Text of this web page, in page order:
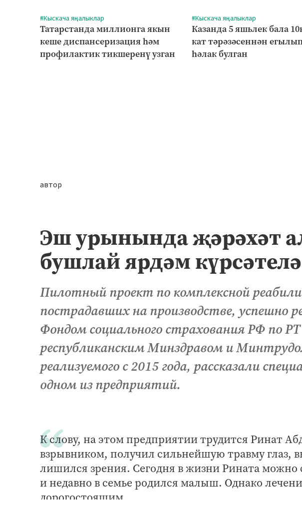
#Кыскача яңалыклар
Татарстанда миллионга якын
кеше диспансеризация һәм
профилактик тикшеренү узган
#Кыскача яңалыклар
Казанда 5 яшьлек бала
кат тәрәзәсеннән
һәлак булган
автор
Эш урынында җәрәхәт
бушлай ярдәм күрсәтелә
Пилотный проект по комплексной
пострадавших на производстве, успешно
Фондом социального страхования РФ по
республиканским Минздравом и
реализуемого с 2015 года, рассказали
одном из предприятий.
К слову, на этом предприятии трудится Ринат
взрывником, получил сильнейшую травму глаз,
лишился зрения. Сегодня в жизни Рината можно
и недавно в семье родился малыш. Однако
дорогостоящим.